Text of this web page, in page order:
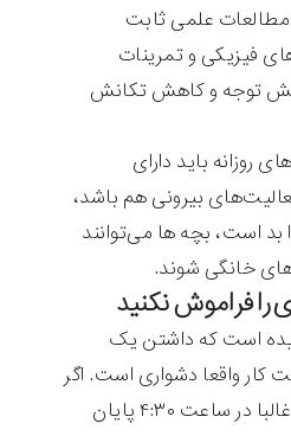
مطالعات علمی ثابت
فیزیکی و تمرینات
توجه و کاهش تکانش
روزانه باید دارای
بیرونی هم باشد،
بد است، بچه ها می‌توانند
خانگی شوند.
است که داشتن یک
کار واقعا دشواری است. اگر
زمان انجام تکالیف غالبا در ساعت ۴:۳۰ پایان